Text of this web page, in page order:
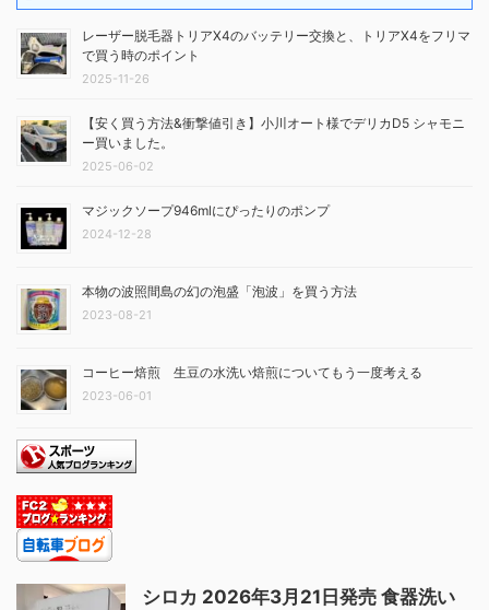
レーザー脱毛器トリアX4のバッテリー交換と、トリアX4をフリマ
で買う時のポイント
2025-11-26
【安く買う方法&衝撃値引き】小川オート様でデリカD5 シャモニ
ー買いました。
2025-06-02
マジックソープ946mlにぴったりのポンプ
2024-12-28
本物の波照間島の幻の泡盛「泡波」を買う方法
2023-08-21
コーヒー焙煎 生豆の水洗い焙煎についてもう一度考える
2023-06-01
シロカ 2026年3月21日発売 食器洗い